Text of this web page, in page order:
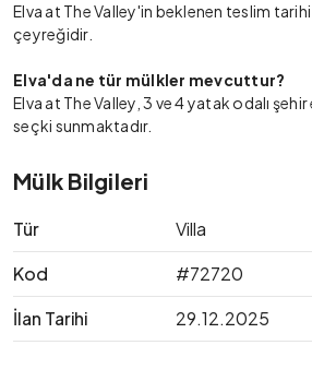
Elva at The Valley'in beklenen teslim tarihi
çeyreğidir.
Elva'da ne tür mülkler mevcuttur?
Elva at The Valley, 3 ve 4 yatak odalı
seçki sunmaktadır.
Mülk Bilgileri
Tür
Villa
Kod
#72720
İlan Tarihi
29.12.2025